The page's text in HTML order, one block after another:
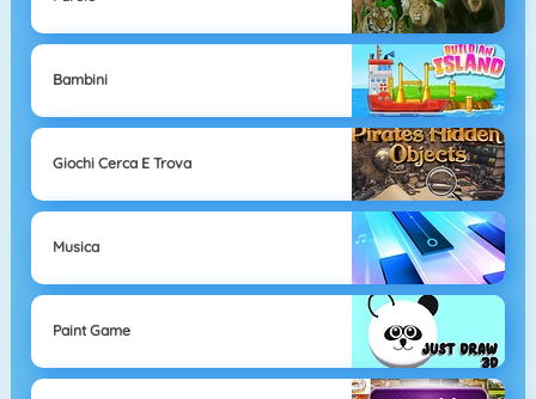
Bambini
Giochi Cerca E Trova
Musica
Paint Game